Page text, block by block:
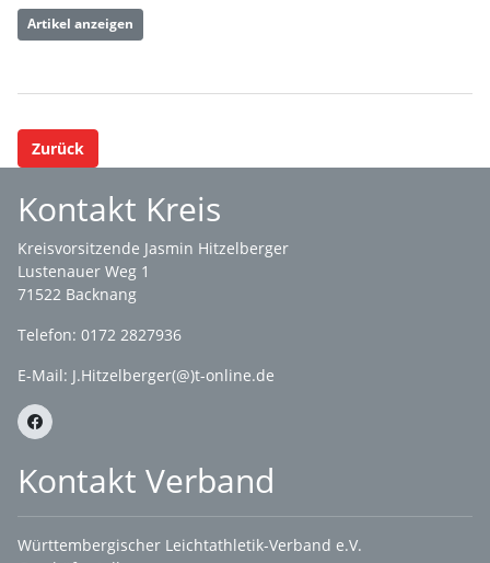
Artikel anzeigen
Zurück
Kontakt Kreis
Kreisvorsitzende Jasmin Hitzelberger
Lustenauer Weg 1
71522 Backnang
Telefon: 0172 2827936
E-Mail: J.Hitzelberger(@)t-online.de
Kontakt Verband
Württembergischer Leichtathletik-Verband e.V.